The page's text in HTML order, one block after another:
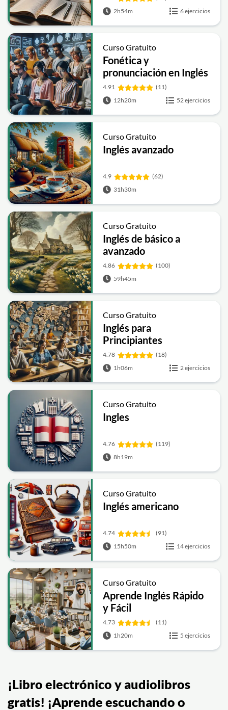
2h54m
6 ejercicios
Curso Gratuito
Fonética y
pronunciación en Inglés
4.91
(11)
12h20m
52 ejercicios
Curso Gratuito
Inglés avanzado
4.9
(62)
31h30m
Curso Gratuito
Inglés de básico a
avanzado
4.86
(100)
59h45m
Curso Gratuito
Inglés para
Principiantes
4.78
(18)
1h06m
2 ejercicios
Curso Gratuito
Ingles
4.76
(119)
8h19m
Curso Gratuito
Inglés americano
4.74
(91)
15h50m
14 ejercicios
Curso Gratuito
Aprende Inglés Rápido
y Fácil
4.73
(11)
1h20m
5 ejercicios
¡Libro electrónico y audiolibros
gratis! ¡Aprende escuchando o